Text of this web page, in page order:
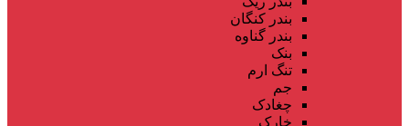
بندر کنگان
بندر گناوه
بنک
تنگ ارم
جم
چغادک
خارک